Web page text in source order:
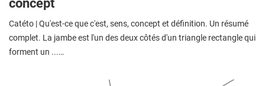
Catéto | Qu'est-ce que c'est, sens, concept et définition. Un résumé
complet. La jambe est l'un des deux côtés d'un triangle rectangle qui
forment un ...…